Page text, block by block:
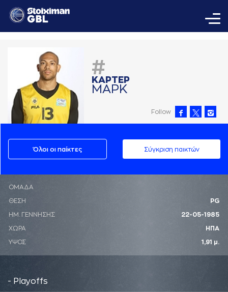
#
ΚAΡΤΕΡ
ΜAΡΚ
Follow
Όλοι οι παίκτες Σύγκριση παικτών
ΟΜΑΔΑ
ΘΕΣΗ PG
ΗΜ. ΓΕΝΝΗΣΗΣ 22-05-1985
ΧΩΡΑ ΗΠΑ
ΥΨΟΣ 1,91 μ.
- Playoffs